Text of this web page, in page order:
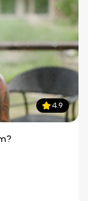
4.9